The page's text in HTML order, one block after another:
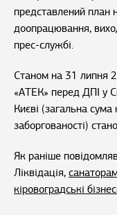
представлений план
доопрацювання,
прес-службі.
Станом на 31 липня
«АТЕК» перед ДПІ у
Києві (загальна сума
заборгованості)
Як раніше
Ліквідація,
кіровоградські